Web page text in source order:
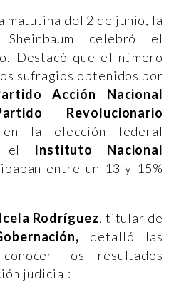
matutina del 2 de junio, la
celebró el
Destacó que el número
sufragios obtenidos por
Acción Nacional
Revolucionario
en la elección federal
el Instituto Nacional
entre un 13 y 15%
Rodríguez, titular de
detalló las
los resultados
judicial: